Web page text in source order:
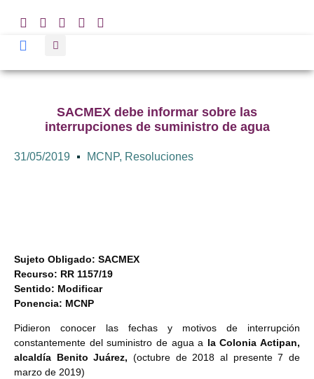
SACMEX debe informar sobre las
interrupciones de suministro de agua
31/05/2019 MCNP, Resoluciones
Sujeto Obligado: SACMEX
Recurso: RR 1157/19
Sentido: Modificar
Ponencia: MCNP
Pidieron conocer las fechas y motivos de interrupción
constantemente del suministro de agua a la Colonia Actipan,
alcaldía Benito Juárez, (octubre de 2018 al presente 7 de
marzo de 2019)